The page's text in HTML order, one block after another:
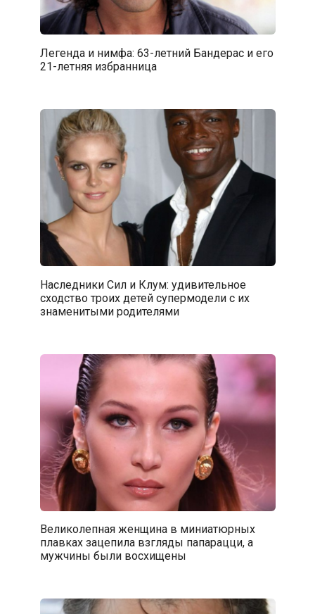
Легенда и нимфа: 63-летний Бандерас и его
21-летняя избранница
Наследники Сил и Клум: удивительное
сходство троих детей супермодели с их
знаменитыми родителями
Великолепная женщина в миниатюрных
плавках зацепила взгляды папарацци, а
мужчины были восхищены